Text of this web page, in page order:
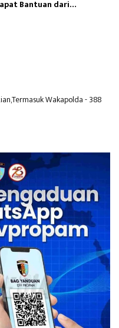
Bantuan dari
Wakapolda- 388